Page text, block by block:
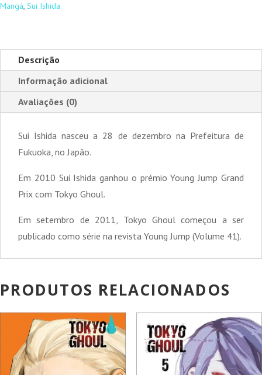
Mangá, Sui Ishida
Descrição
Informação adicional
Avaliações (0)
Sui Ishida nasceu a 28 de dezembro na Prefeitura de
Fukuoka, no Japão.
Em 2010 Sui Ishida ganhou o prémio Young Jump Grand
Prix com Tokyo Ghoul.
Em setembro de 2011, Tokyo Ghoul começou a ser
publicado como série na revista Young Jump (Volume 41).
PRODUTOS RELACIONADOS
PROMOÇÃO! PROMOÇÃO!